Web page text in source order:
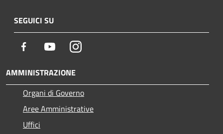
SEGUICI SU
Facebook YoutubeInstagram
AMMINISTRAZIONE
Organi di Governo
Aree Amministrative
Uffici